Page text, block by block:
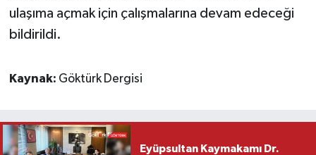
ulaşıma açmak için çalışmalarına devam edeceği
bildirildi.
Kaynak: Göktürk Dergisi
Eyüpsultan Kaymakamı Dr.